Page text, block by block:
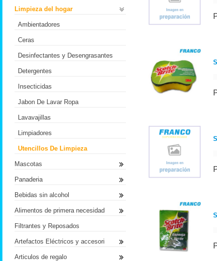
Limpieza del hogar
Ambientadores
Ceras
Desinfectantes y Desengrasantes
Detergentes
Insecticidas
Jabon De Lavar Ropa
Lavavajillas
Limpiadores
Utencillos De Limpieza
Mascotas
Panaderia
Bebidas sin alcohol
Alimentos de primera necesidad
Filtrantes y Reposados
Artefactos Eléctricos y accesori
Articulos de regalo